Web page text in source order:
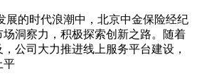
展的时代浪潮中，北京中金保险经纪
洞察力，积极探索创新之路。随着
公司大力推进线上服务平台建设，
平